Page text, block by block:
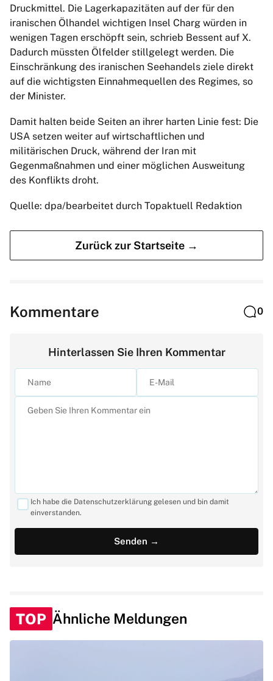
Druckmittel. Die Lagerkapazitäten auf der für den
iranischen Ölhandel wichtigen Insel Charg würden in
wenigen Tagen erschöpft sein, schrieb Bessent auf X.
Dadurch müssten Ölfelder stillgelegt werden. Die
Einschränkung des iranischen Seehandels ziele direkt
auf die wichtigsten Einnahmequellen des Regimes, so
der Minister.
Damit halten beide Seiten an ihrer harten Linie fest: Die
USA setzen weiter auf wirtschaftlichen und
militärischen Druck, während der Iran mit
Gegenmaßnahmen und einer möglichen Ausweitung
des Konflikts droht.
Quelle: dpa/bearbeitet durch Topaktuell Redaktion
Zurück zur Startseite →
Kommentare 0
Hinterlassen Sie Ihren Kommentar
Ich habe die Datenschutzerklärung gelesen und bin damit
einverstanden.
TOP Ähnliche Meldungen